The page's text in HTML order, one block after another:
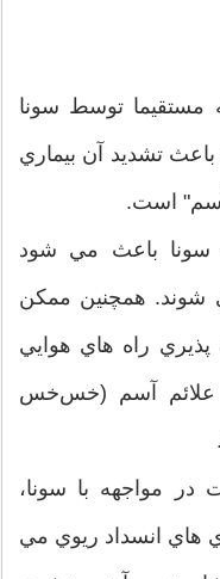
مستقيما توسط سونا
تشديد آن بيماري‌
است.
سونا باعث مي ‌شود
شوند. همچنين ممكن
را‌ه‌ هاي هوايي
علائم آسم (خس‌خس
مواجهه با سونا،
‌هاي انسداد ريوي مي